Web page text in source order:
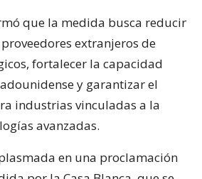
avanzadas.
en una proclamación
por la Casa Blanca, que se
del Departamento de
bajo la Sección 232 de la Ley de
de 1962.
que las importaciones de